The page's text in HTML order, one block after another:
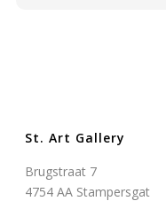
St. Art Gallery
Brugstraat 7
4754 AA Stampersgat